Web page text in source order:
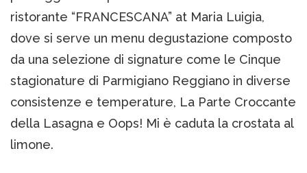
ristorante “FRANCESCANA” at Maria Luigia,
dove si serve un menu degustazione composto
da una selezione di signature come le Cinque
stagionature di Parmigiano Reggiano in diverse
consistenze e temperature, La Parte Croccante
della Lasagna e Oops! Mi è caduta la crostata al
limone.